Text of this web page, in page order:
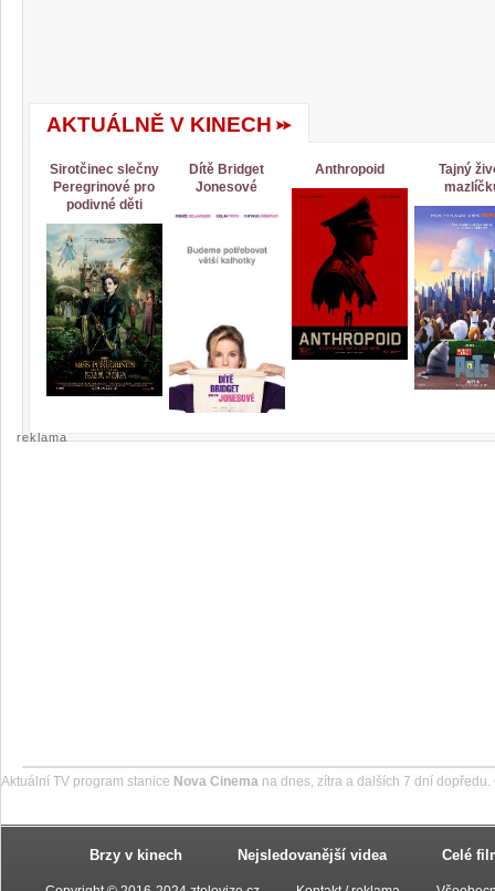
AKTUÁLNĚ V KINECH
Sirotčinec slečny
Peregrinové pro
podivné děti
Dítě Bridget
Jonesové
Anthropoid
Tajný
reklama
Aktuální TV program stanice Nova Cinema na dnes, zítra a dalších 7 dní
Brzy v kinech Nejsledovanější videa Celé